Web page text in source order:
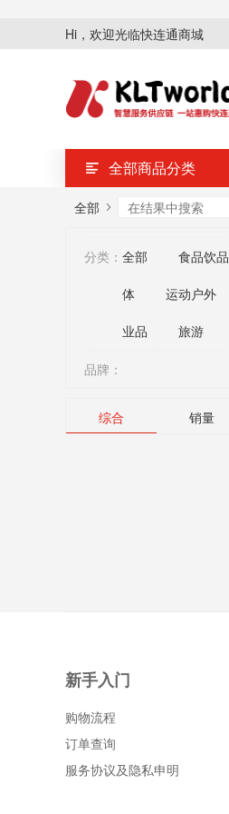
Hi，欢迎光临快连通商城
全部商品分类
全部
分类： 全部 食品饮品
体 运动户外
业品 旅游
品牌：
综合 销量
新手入门
购物流程
订单查询
服务协议及隐私申明